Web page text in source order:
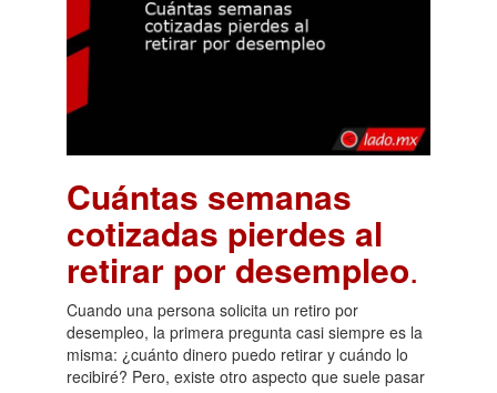
Cuántas semanas
cotizadas pierdes al
retirar por desempleo.
Cuando una persona solicita un retiro por
desempleo, la primera pregunta casi siempre es la
misma: ¿cuánto dinero puedo retirar y cuándo lo
recibiré? Pero, existe otro aspecto que suele pasar